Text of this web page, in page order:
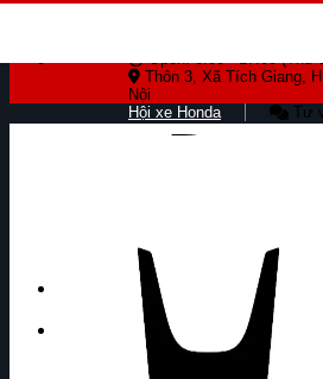
Open: 8:00 - 17:00 (Thứ
Thôn 3, Xã Tích Giang,
Nội
Hội xe Honda
Tư